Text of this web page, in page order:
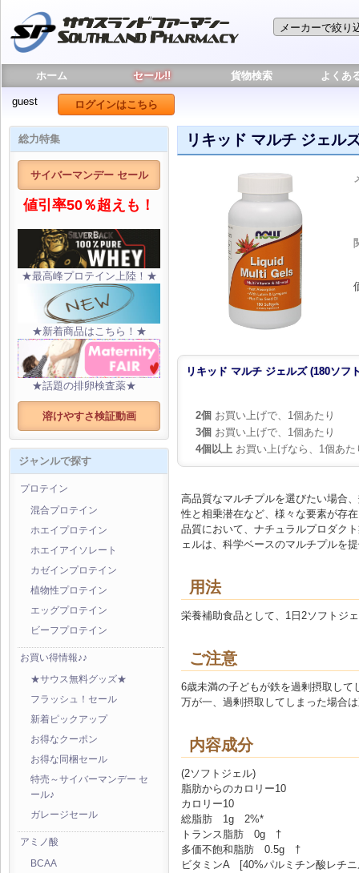
ホーム セール!! 貨物検索 よくあ
guest ログインはこちら
総力特集
サイバーマンデー セール
値引率50％超えも！
★最高峰プロテイン上陸！★
★新着商品はこちら！★
★話題の排卵検査薬★
溶けやすさ検証動画
ジャンルで探す
プロテイン
混合プロテイン
ホエイプロテイン
ホエイアイソレート
カゼインプロテイン
植物性プロテイン
エッグプロテイン
ビーフプロテイン
お買い得情報♪♪
★サウス無料グッズ★
フラッシュ！セール
新着ピックアップ
お得なクーポン
お得な同梱セール
特売～サイバーマンデー セ
ール♪
ガレージセール
アミノ酸
BCAA
リキッド マルチ ジェル
リキッド マルチ ジェルズ (180ソフ
2個 お買い上げで、1個あたり
3個 お買い上げで、1個あたり
4個以上 お買い上げなら、1個あた
高品質なマルチプルを選びたい場合
性と相乗潜在など、様々な要素が存
品質において、ナチュラルプロダク
ェルは、科学ベースのマルチプルを
用法
栄養補助食品として、1日2ソフトジ
ご注意
6歳未満の子どもが鉄を過剰摂取し
万が一、過剰摂取してしまった場合
内容成分
(2ソフトジェル)
脂肪からのカロリー10
カロリー10
総脂肪 1g 2%*
トランス脂肪 0g †
多価不飽和脂肪 0.5g †
ビタミンA [40%パルミチン酸レチ